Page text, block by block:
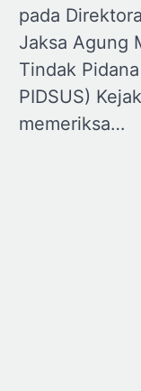
pada
Jaksa Agung
Tindak
PIDSUS)
memeriksa…